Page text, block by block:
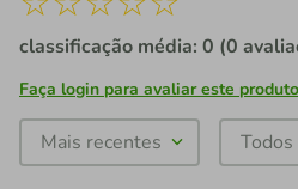
classificação média: 0 (0
Faça login para avaliar este produto
Mais recentes Todos